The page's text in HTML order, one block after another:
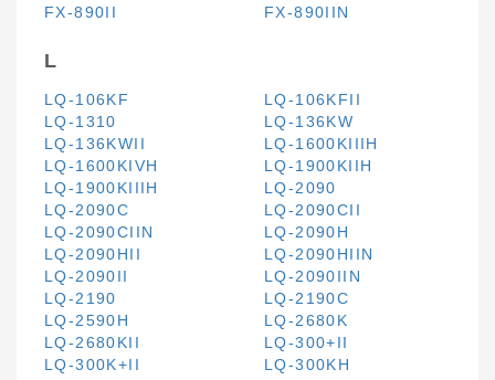
FX-890II
FX-890IIN
L
LQ-106KF
LQ-106KFII
LQ-1310
LQ-136KW
LQ-136KWII
LQ-1600KIIIH
LQ-1600KIVH
LQ-1900KIIH
LQ-1900KIIIH
LQ-2090
LQ-2090C
LQ-2090CII
LQ-2090CIIN
LQ-2090H
LQ-2090HII
LQ-2090HIIN
LQ-2090II
LQ-2090IIN
LQ-2190
LQ-2190C
LQ-2590H
LQ-2680K
LQ-2680KII
LQ-300+II
LQ-300K+II
LQ-300KH